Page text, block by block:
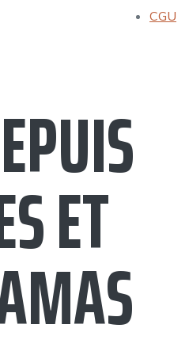
CGU
ET